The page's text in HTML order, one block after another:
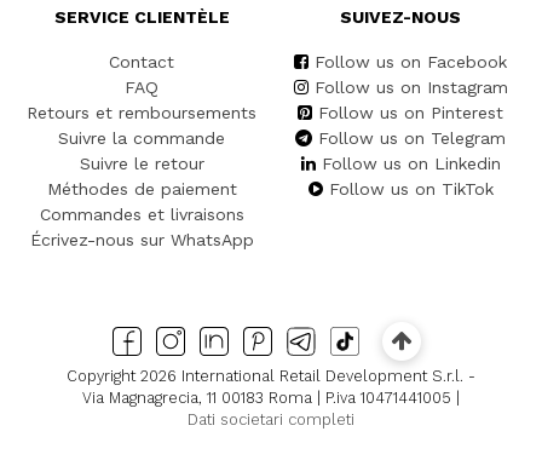
SERVICE CLIENTÈLE
Contact
FAQ
Retours et remboursements
Suivre la commande
Suivre le retour
Méthodes de paiement
Commandes et livraisons
Écrivez-nous sur WhatsApp
SUIVEZ-NOUS
Follow us on Facebook
Follow us on Instagram
Follow us on Pinterest
Follow us on Telegram
Follow us on Linkedin
Follow us on TikTok
Copyright 2026 International Retail Development S.r.l. -
Via Magnagrecia, 11 00183 Roma | P.iva 10471441005 |
Dati societari completi